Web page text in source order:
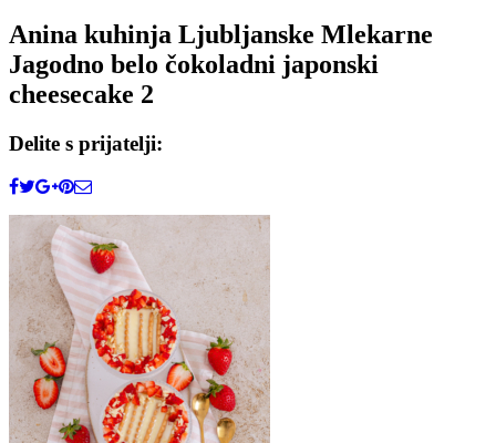
Anina kuhinja Ljubljanske Mlekarne
Jagodno belo čokoladni japonski
cheesecake 2
Delite s prijatelji: